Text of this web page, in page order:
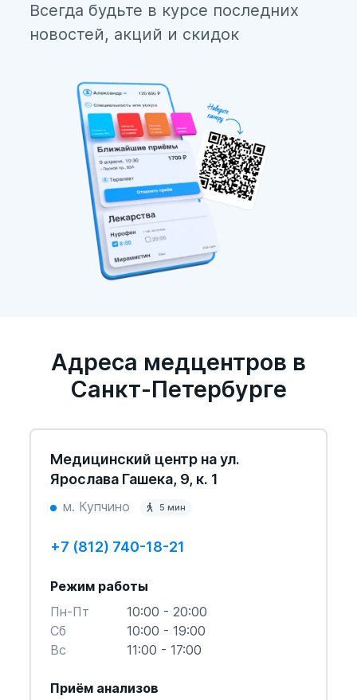
Всегда будьте в курсе последних
новостей, акций и скидок
Адреса медцентров в
Санкт-Петербурге
Медицинский центр на ул.
Ярослава Гашека, 9, к. 1
м. Купчино 5 мин
+7 (812) 740-18-21
Режим работы
Пн-Пт
10:00 - 20:00
Cб
10:00 - 19:00
Вс
11:00 - 17:00
Приём анализов